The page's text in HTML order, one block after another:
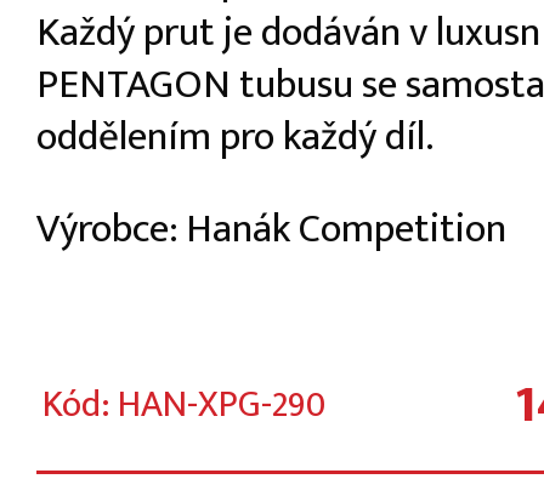
Každý prut je dodáván v
PENTAGON tubusu se
oddělením pro každý díl.
Výrobce: Hanák Competition
Kód: HAN-XPG-290